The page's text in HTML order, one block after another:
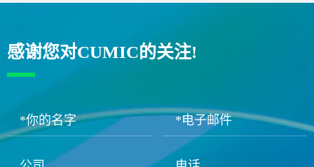
感谢您对CUMIC的关注!